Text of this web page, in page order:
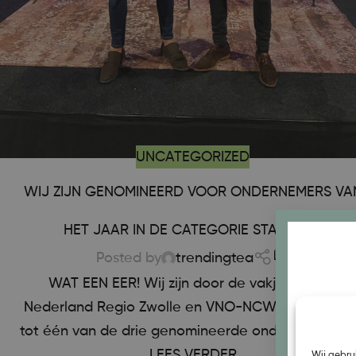
UNCATEGORIZED
WIJ ZIJN GENOMINEERD VOOR ONDERNEMERS
HET JAAR IN DE CATEGORIE STARTERS!
Posted by
trendingtea
WAT EEN EER! Wij zijn door de vakjury, MKB-
Nederland Regio Zwolle en VNO-NCW uitgeroepen
tot één van de drie genomineerde